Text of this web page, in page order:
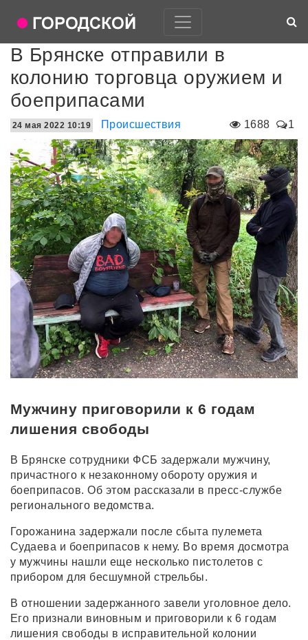
В Брянске отправили в
колонию торговца оружием и
боеприпасами
1688 1
24 мая 2022 10:19 Происшествия
Мужчину приговорили к 6 годам
лишения свободы
В Брянске сотрудники ФСБ задержали мужчину,
причастного к незаконному обороту оружия и
боеприпасов. Об этом рассказали в пресс-службе
регионального ведомства.
Горожанина задержали после сбыта пулемета
Судаева и боеприпасов к нему. Во время досмотра
у мужчины нашли еще несколько пистолетов с
прибором для бесшумной стрельбы.
В отношении задержанного завели уголовное дело.
Его признали виновным и приговорили к 6 годам
лишения свободы в исправительной колонии